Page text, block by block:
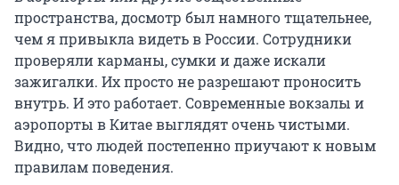
пространства, досмотр был намного тщательнее,
чем я привыкла видеть в России. Сотрудники
проверяли карманы, сумки и даже искали
зажигалки. Их просто не разрешают проносить
внутрь. И это работает. Современные вокзалы и
аэропорты в Китае выглядят очень чистыми.
Видно, что людей постепенно приучают к новым
правилам поведения.